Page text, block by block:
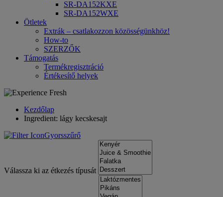
SR-DA152KXE
SR-DA152WXE
Ötletek
Extrák – csatlakozzon közösségünkhöz!
How-to
SZERZŐK
Támogatás
Termékregisztráció
Értékesítő helyek
Kezdőlap
Ingredient: lágy kecskesajt
Gyorsszűrő
Válassza ki az étkezés típusát